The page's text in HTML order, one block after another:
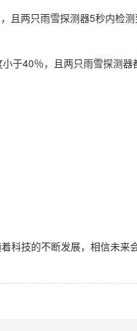
两只雨雪探测器5秒内检
于40％，且两只雨雪探测
科技的不断发展，相信未来